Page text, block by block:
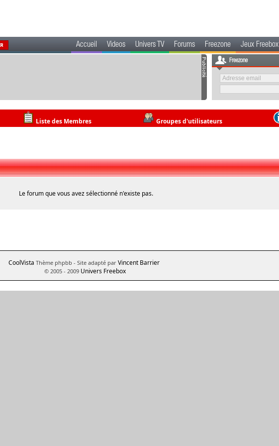
Accueil Videos Univers TV Forums Freezone Jeux Freebox
Freezone
Liste des Membres Groupes d'utilisateurs
Le forum que vous avez sélectionné n'existe pas.
CoolVista Thème phpbb - Site adapté par Vincent Barrier
© 2005 - 2009 Univers Freebox